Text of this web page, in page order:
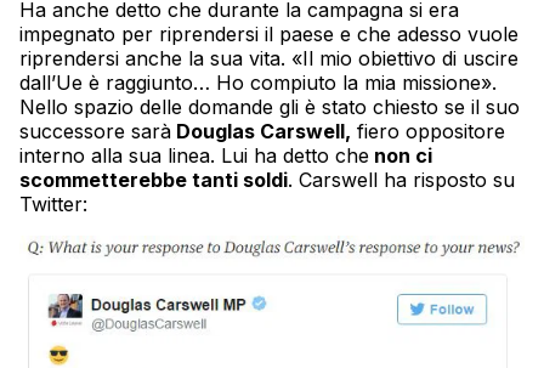
Ha anche detto che durante la campagna si era
impegnato per riprendersi il paese e che adesso vuole
riprendersi anche la sua vita. «Il mio obiettivo di uscire
dall’Ue è raggiunto… Ho compiuto la mia missione».
Nello spazio delle domande gli è stato chiesto se il suo
successore sarà Douglas Carswell, fiero oppositore
interno alla sua linea. Lui ha detto che non ci
scommetterebbe tanti soldi. Carswell ha risposto su
Twitter: